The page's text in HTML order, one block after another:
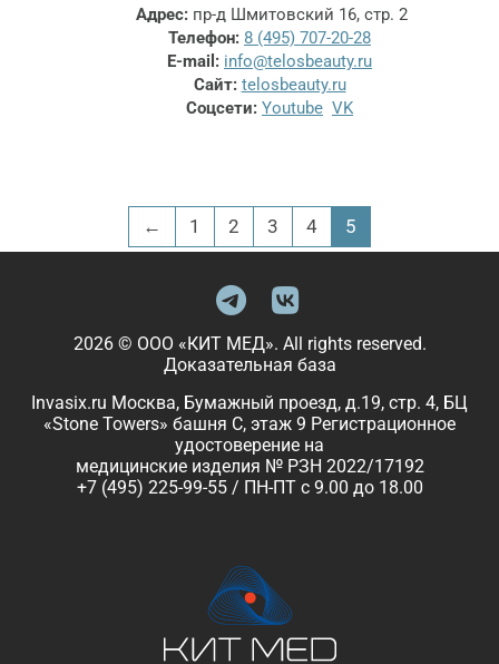
Адрес: пр-д Шмитовский 16, стр. 2
Телефон: 8 (495) 707-20-28
E-mail: info@telosbeauty.ru
Сайт: telosbeauty.ru
Соцсети: Youtube VK
← 1 2 3 4 5
2026 © ООО «КИТ МЕД». All rights reserved.
Доказательная база
Invasix.ru Москва, Бумажный проезд, д.19, стр. 4, БЦ
«Stone Towers» башня C, этаж 9 Регистрационное
удостоверение на
медицинские изделия № РЗН 2022/17192
+7 (495) 225-99-55 / ПН-ПТ с 9.00 до 18.00